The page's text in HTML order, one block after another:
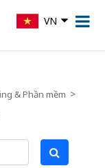
VN
& Phần mềm